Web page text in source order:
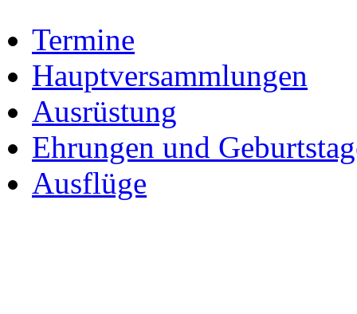
Termine
Hauptversammlungen
Ausrüstung
Ehrungen und
Ausflüge